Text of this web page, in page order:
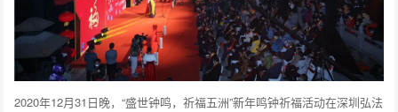
2020年12月31日晚，“盛世钟鸣，祈福五洲”新年鸣钟祈福活动在深圳弘法